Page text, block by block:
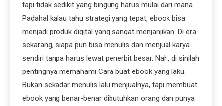
tapi tidak sedikit yang bingung harus mulai dari mana.
Padahal kalau tahu strategi yang tepat, ebook bisa
menjadi produk digital yang sangat menjanjikan. Di era
sekarang, siapa pun bisa menulis dan menjual karya
sendiri tanpa harus lewat penerbit besar. Nah, di sinilah
pentingnya memahami Cara buat ebook yang laku.
Bukan sekadar menulis lalu menjualnya, tapi membuat
ebook yang benar-benar dibutuhkan orang dan punya